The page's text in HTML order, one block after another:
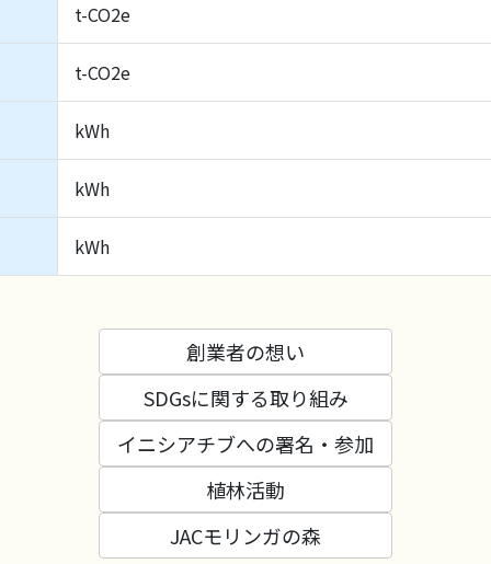
t-CO2e
t-CO2e
kWh
kWh
kWh
創業者の想い
SDGsに関する取り組み
イニシアチブへの署名・参加
植林活動
JACモリンガの森